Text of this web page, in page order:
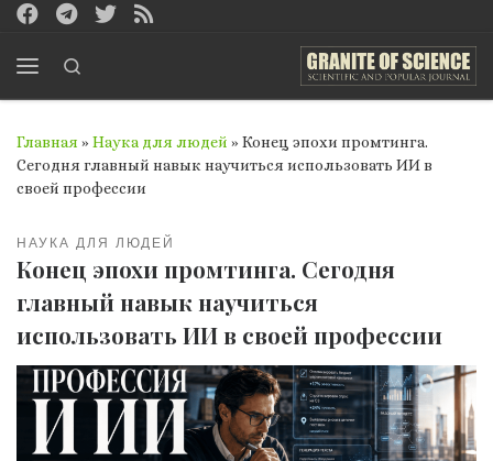
Перейти к содержимому
Главная » Наука для людей » Конец эпохи промтинга.
Сегодня главный навык научиться использовать ИИ в
своей профессии
НАУКА ДЛЯ ЛЮДЕЙ
Конец эпохи промтинга. Сегодня
главный навык научиться
использовать ИИ в своей профессии